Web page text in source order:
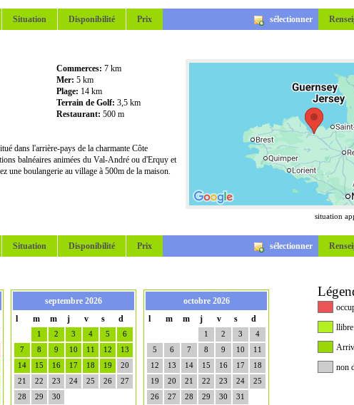
Situation Disponibilité Prix sélectionner
situation
Commerces: 7 km
Mer: 5 km
Plage: 14 km
Terrain de Golf: 3,5 km
Restaurant: 500 m
dans l'arrière-pays de la charmante Côte
balnéaires animées du Val-André ou d'Erquy et
une boulangerie au village à 500m de la maison.
Situation Disponibilité Prix sélectionner
llibre
non
septembre 2026
l
m m j v s d
1 2 3 4 5
6
7
8 9 10 11 12
13
14
15 16 17 18 19
20
21
22 23 24 25 26
27
28
29 30
octobre 2026
l
m m j v s d
1 2 3
4
5
6 7 8 9 10
11
12
13 14 15 16 17
18
19
20 21 22 23 24
25
26
27 28 29 30 31